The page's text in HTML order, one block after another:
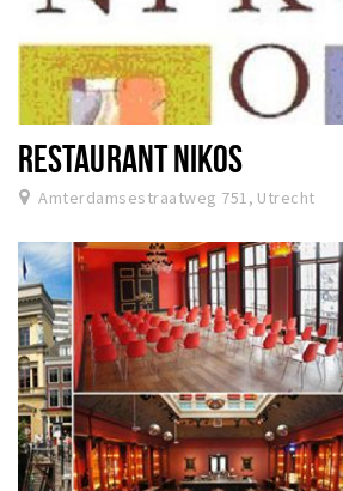
RESTAURANT NIKOS
Amterdamsestraatweg 751, Utrecht